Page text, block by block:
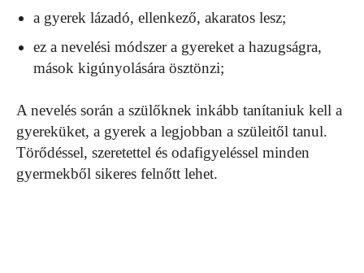
a gyerek lázadó, ellenkező, akaratos lesz;
ez a nevelési módszer a gyereket a hazugságra,
mások kigúnyolására ösztönzi;
A nevelés során a szülőknek inkább tanítaniuk kell a
gyereküket, a gyerek a legjobban a szüleitől tanul.
Törődéssel, szeretettel és odafigyeléssel minden
gyermekből sikeres felnőtt lehet.